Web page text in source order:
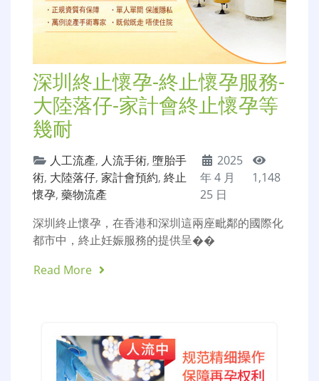
深圳終止懷孕-終止懷孕服務-
大陸落仔-家計會終止懷孕等
幾耐
人工流產, 人流手術, 墮胎手
術, 大陸落仔, 家計會預約, 終止
懷孕, 藥物流產
2025
年 4 月
25 日
1,148
深圳終止懷孕，在香港和深圳這兩座毗鄰的國際化
都市中，終止妊娠服務的提供呈��
Read More